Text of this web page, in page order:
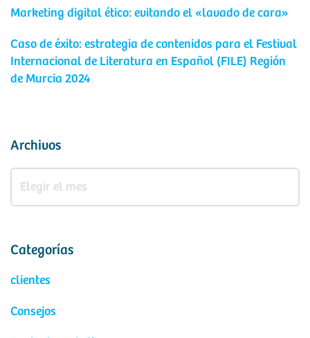
Marketing digital ético: evitando el «lavado de cara»
Caso de éxito: estrategia de contenidos para el Festival
Internacional de Literatura en Español (FILE) Región
de Murcia 2024
Archivos
Categorías
clientes
Consejos